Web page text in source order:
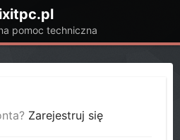
pomoc techniczna
Zarejestruj się